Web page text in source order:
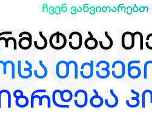
ჩვენ ვანვითარებთ